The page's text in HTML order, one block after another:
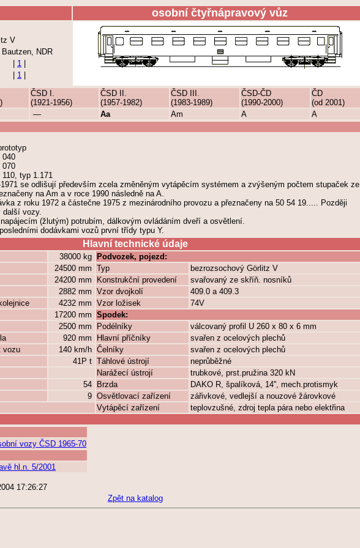
osobní čtyřnápravový vůz
V
NDR
1
1
ČSD I.
(1921-1956)
ČSD II.
(1957-1982)
ČSD III.
(1983-1989)
ČSD-ČD
(1990-2000)
ČD
(od 2001)
— Aa Am A A
040
070
110, typ 1.171
se odlišují především zcela změněným vytápěcím systémem a zvýšeným počtem stupaček ze
na Am a v roce 1990 následně na A.
z roku 1972 a částečne 1975 z mezinárodního provozu a přeznačeny na 50 54 19..... Později
další vozy.
(žlutým) potrubím, dálkovým ovládáním dveří a osvětlení.
dodávkami vozů první třídy typu Y.
Hlavní technické údaje
38000 kg
Podvozek, pojezd:
24500 mm Typ
bezrozsochový Görlitz V
24200 mm Konstrukční provedení
svařovaný ze skříň. nosníků
2882 mm Vzor dvojkolí
409.0 a 409.3
4232 mm Vzor ložisek
74V
17200 mm Spodek:
2500 mm Podélníky
válcovaný profil U 260 x 80 x 6 mm
920 mm Hlavní příčníky
svařen z ocelových plechů
vozu
140 km/h Čelníky
svařen z ocelových plechů
41P t Táhlové ústrojí
neprůběžné
Narážecí ústrojí
trubkové, prst.pružina 320 kN
54 Brzda
DAKO R, špalíková, 14'', mech.protismyk
9 Osvětlovací zařízení
zářivkové, vedlejší a nouzové žárovkové
Vytápěcí zařízení
teplovzušné, zdroj tepla pára nebo elektřina
vozy ČSD 1965-70
hl.n. 5/2001
17:26:27
Zpět na katalog